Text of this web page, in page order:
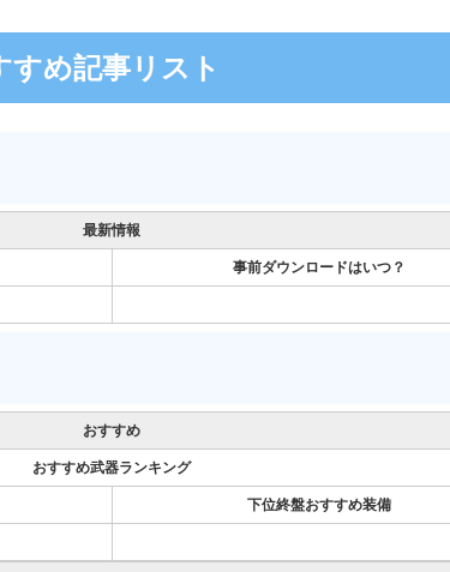
め記事リスト
最新情報
事前ダウンロードはいつ？
おすすめ
おすすめ武器ランキング
下位終盤おすすめ装備